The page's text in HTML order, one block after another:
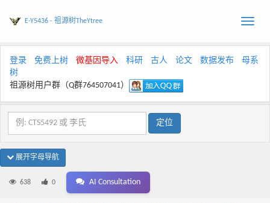
Toggle
E-Y5436 - 祖源树TheYtree
登录 免费上树 微基因导入 科研 古人 论文 数据发布
母系
树
祖源树用户群（Q群764507041）
展开字母导航
638 0 AI Consultation